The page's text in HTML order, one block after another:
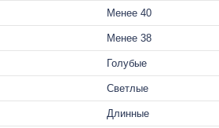
Менее 40
Менее 38
Голубые
Светлые
Длинные